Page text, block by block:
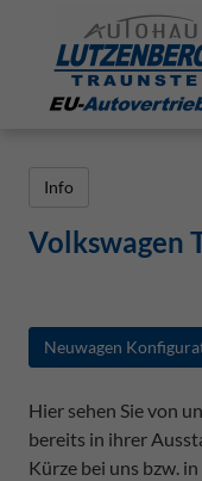
Info
Volkswagen
Neuwagen
Hier sehen Sie von
bereits in ihrer
Kürze bei uns bzw.